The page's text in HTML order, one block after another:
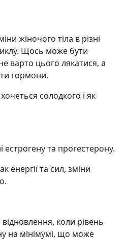
жіночого тіла в різні
Щось може бути
варто цього лякатися, а
гормони.
солодкого і як
естрогену та прогестерону.
енергії та сил, зміни
коли рівень
на мінімумі, що може